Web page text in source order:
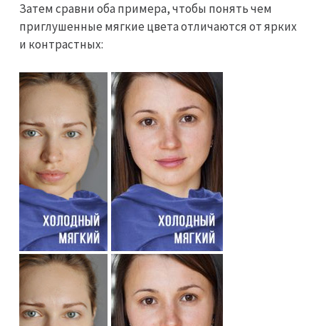
Затем сравни оба примера, чтобы понять чем
приглушенные мягкие цвета отличаются от ярких
и контрастных: